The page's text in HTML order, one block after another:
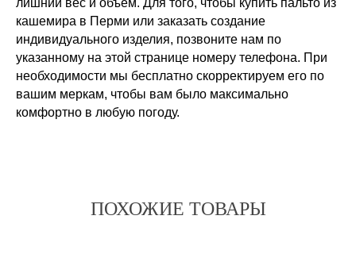
лишний вес и объем. Для того, чтобы купить пальто из
кашемира в Перми или заказать создание
индивидуального изделия, позвоните нам по
указанному на этой странице номеру телефона. При
необходимости мы бесплатно скорректируем его по
вашим меркам, чтобы вам было максимально
комфортно в любую погоду.
ПОХОЖИЕ ТОВАРЫ